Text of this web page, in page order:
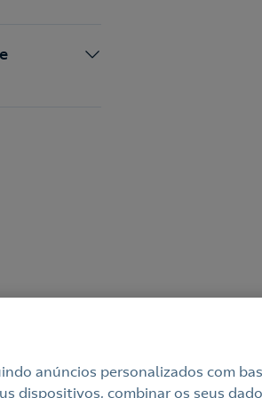
anúncios personalizados com
dispositivos, combinar os seus